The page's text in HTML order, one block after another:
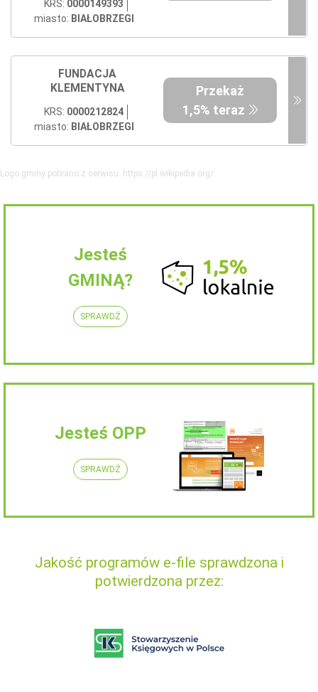
KRS: 0000149393
miasto: BIAŁOBRZEGI
FUNDACJA
KLEMENTYNA
KRS: 0000212824
miasto: BIAŁOBRZEGI
Przekaż
1,5% teraz
Logo gminy pobrano z serwisu: https://pl.wikipedia.org/
Jesteś
GMINĄ?
SPRAWDŹ
Jesteś OPP
SPRAWDŹ
Jakość programów e-file sprawdzona i
potwierdzona przez: